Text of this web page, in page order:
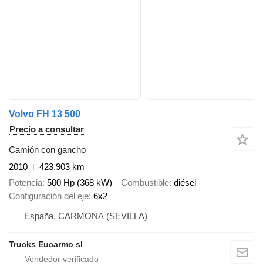
Volvo FH 13 500
Precio a consultar
Camión con gancho
2010
423.903 km
Potencia 500 Hp (368 kW) Combustible diésel
Configuración del eje 6x2
España, CARMONA (SEVILLA)
Trucks Eucarmo sl